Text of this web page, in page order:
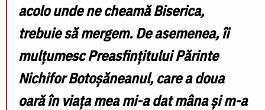
acolo unde ne cheamă Biserica,
trebuie să mergem. De asemenea, îi
mulțumesc Preasfințitului Părinte
Nichifor Botoșăneanul, care a doua
oară în viața mea mi-a dat mâna și m-a